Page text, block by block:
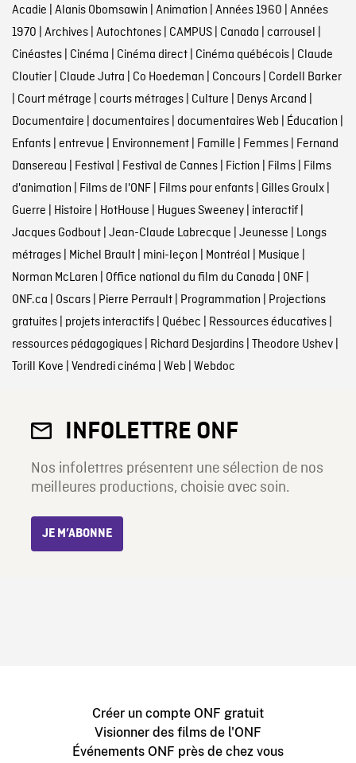
Acadie | Alanis Obomsawin | Animation | Années 1960 | Années
1970 | Archives| Autochtones| CAMPUS| Canada | carrousel |
Cinéastes| Cinéma | Cinéma direct| Cinéma québécois| Claude
Cloutier| Claude Jutra | Co Hoedeman | Concours| Cordell Barker
| Court métrage | courts métrages| Culture | Denys Arcand |
Documentaire | documentaires| documentaires Web | Éducation |
Enfants| entrevue | Environnement| Famille | Femmes| Fernand
Dansereau | Festival | Festival de Cannes| Fiction | Films| Films
d'animation | Films de l'ONF| Films pour enfants| Gilles Groulx|
Guerre | Histoire | HotHouse | Hugues Sweeney| interactif|
Jacques Godbout| Jean-Claude Labrecque | Jeunesse | Longs
métrages| Michel Brault| mini-leçon | Montréal | Musique |
Norman McLaren | Office national du film du Canada | ONF|
ONF.ca | Oscars| Pierre Perrault| Programmation | Projections
gratuites| projets interactifs| Québec | Ressources éducatives|
ressources pédagogiques| Richard Desjardins| Theodore Ushev|
Torill Kove | Vendredi cinéma | Web | Webdoc
INFOLETTRE ONF
Nos infolettres présentent une sélection de nos
meilleures productions, choisie avec soin.
JE M’ABONNE
Créer un compte ONF gratuit
Visionner des films de l'ONF
Événements ONF près de chez vous